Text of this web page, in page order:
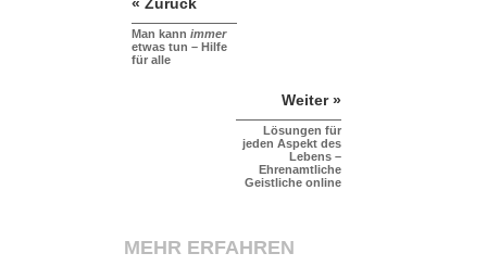
Man kann immer
etwas tun – Hilfe
für alle
Weiter »
Lösungen für
jeden Aspekt des
Lebens –
Ehrenamtliche
Geistliche online
MEHR ERFAHREN